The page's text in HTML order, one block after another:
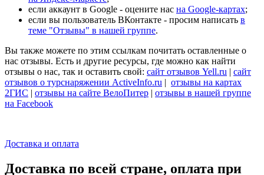
если аккаунт в Google - оцените нас на Google-картах;
если вы пользователь ВКонтакте - просим написать в
теме "Отзывы" в нашей группе.
Вы также можете по этим ссылкам почитать оставленные о
нас отзывы. Есть и другие ресурсы, где можно как найти
отзывы о нас, так и оставить свой: сайт отзывов Yell.ru | сайт
отзывов о турснаряжении ActiveInfo.ru | отзывы на картах
2ГИС | отзывы на сайте ВелоПитер | отзывы в нашей группе
на Facebook
Доставка и оплата
Доставка по всей стране, оплата при